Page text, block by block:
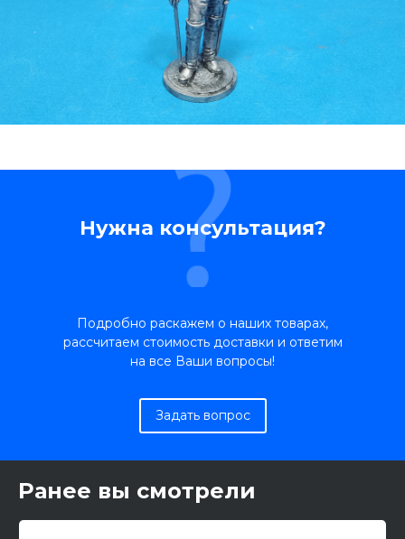
Нужна консультация?
Подробно раскажем о наших товарах,
рассчитаем стоимость доставки и ответим
на все Ваши вопросы!
Задать вопрос
Ранее вы смотрели